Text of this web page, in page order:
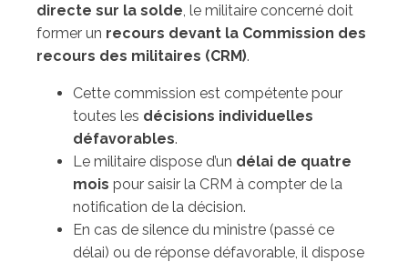
directe sur la solde , le militaire concerné doit
former un recours devant la Commission des
recours des militaires (CRM).
Cette commission est compétente pour
toutes les décisions individuelles
défavorables.
Le militaire dispose d’un délai de quatre
mois pour saisir la CRM à compter de la
notification de la décision.
En cas de silence du ministre (passé ce
délai) ou de réponse défavorable, il dispose